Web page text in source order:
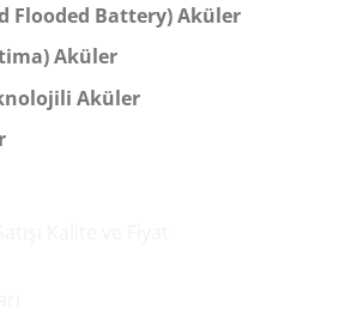
Flooded Battery) Aküler
Aküler
Aküler